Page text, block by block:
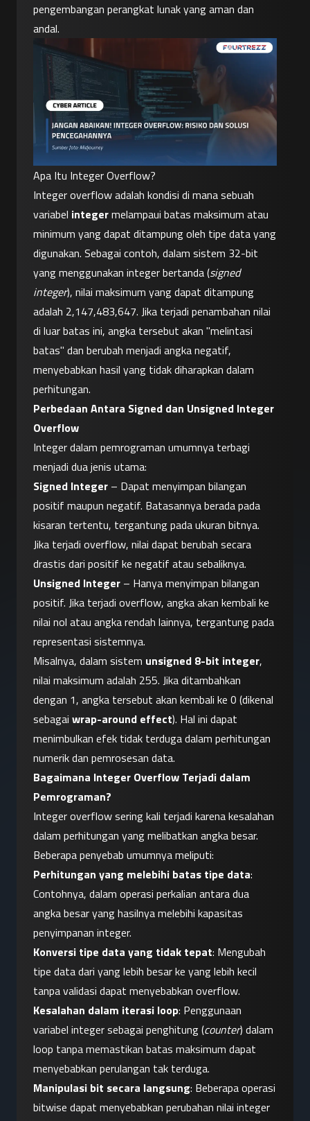
pengembangan perangkat lunak yang aman dan
andal.
Apa Itu Integer Overflow?
Integer overflow adalah kondisi di mana sebuah
variabel integer melampaui batas maksimum atau
minimum yang dapat ditampung oleh tipe data yang
digunakan. Sebagai contoh, dalam sistem 32-bit
yang menggunakan integer bertanda (signed
integer), nilai maksimum yang dapat ditampung
adalah 2,147,483,647. Jika terjadi penambahan nilai
di luar batas ini, angka tersebut akan "melintasi
batas" dan berubah menjadi angka negatif,
menyebabkan hasil yang tidak diharapkan dalam
perhitungan.
Perbedaan Antara Signed dan Unsigned Integer
Overflow
Integer dalam pemrograman umumnya terbagi
menjadi dua jenis utama:
Signed Integer – Dapat menyimpan bilangan
positif maupun negatif. Batasannya berada pada
kisaran tertentu, tergantung pada ukuran bitnya.
Jika terjadi overflow, nilai dapat berubah secara
drastis dari positif ke negatif atau sebaliknya.
Unsigned Integer – Hanya menyimpan bilangan
positif. Jika terjadi overflow, angka akan kembali ke
nilai nol atau angka rendah lainnya, tergantung pada
representasi sistemnya.
Misalnya, dalam sistem unsigned 8-bit integer,
nilai maksimum adalah 255. Jika ditambahkan
dengan 1, angka tersebut akan kembali ke 0 (dikenal
sebagai wrap-around effect). Hal ini dapat
menimbulkan efek tidak terduga dalam perhitungan
numerik dan pemrosesan data.
Bagaimana Integer Overflow Terjadi dalam
Pemrograman?
Integer overflow sering kali terjadi karena kesalahan
dalam perhitungan yang melibatkan angka besar.
Beberapa penyebab umumnya meliputi:
Perhitungan yang melebihi batas tipe data:
Contohnya, dalam operasi perkalian antara dua
angka besar yang hasilnya melebihi kapasitas
penyimpanan integer.
Konversi tipe data yang tidak tepat: Mengubah
tipe data dari yang lebih besar ke yang lebih kecil
tanpa validasi dapat menyebabkan overflow.
Kesalahan dalam iterasi loop: Penggunaan
variabel integer sebagai penghitung (counter) dalam
loop tanpa memastikan batas maksimum dapat
menyebabkan perulangan tak terduga.
Manipulasi bit secara langsung: Beberapa operasi
bitwise dapat menyebabkan perubahan nilai integer